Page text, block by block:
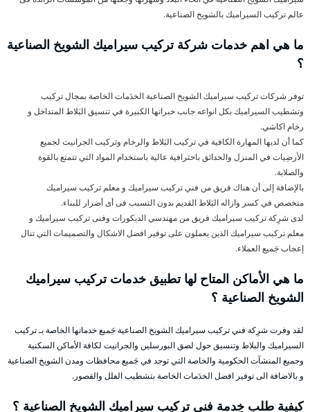
عالم تركيب السيراميك بالشويخ الصناعية.
ما هي اهم خدمات شركة تركيب سيراميك الشويخ الصناعية
؟
توفر شركات تركيب سيراميك الشويخ الصناعية الخدَمات الخاصة بمجال تركيب
وتشطيب السيراميك بكل انواعه جانب خبراتها الكبيرة في تنسيق البَلاط المتداخل و
رخام اكاشي.
كما أن لديها المهارة الكافية في تركيب البَلاط والرخام وتركيب الجرانيت لجميع
الأرضِيات في المنزل والحدائق باحترافية عالية باستخدام المواد التي تتمتع بالقوة
والصلابة.
بالإضافة إلى أن هناك فريق من فني تركيب سيراميك و معلم تركيب سيراميك
متخصص في كسر وازاله البَلاط القديم بدون التسبب فى أى أضرار للبناء.
لدى شرِكة تركيب سيراميك فريق من مهندسي الديكورات وفنى تركيب سيراميك و
معلم تركيب سيراميك الذين يعملون على توفير افضل الاشكال والتصميمات التي تنال
إعجاب جَميع العملاء.
ما هي الأماكن المتاح لها تطبيق خدمات تركيب سيراميك
الشويخ الصناعية ؟
لقد وفرت شرِكة فني تركيب سيراميك الشويخ الصناعية جَميع خدماتها الخاصة بـ تركيب
السيراميك والبلاط وتنسيق حول لصق البورسلين والجرانيت لكافة الأماكن السكنية
وجميع المنشآت الحكومية والخاصة التي توجد في جَميع محافظات ومدن الشويخ الصناعية
و بالاضافة الى توفير افضل الخدَمات الخاصة بتشطيب الفلل والقصور.
كيفية طلب خِدمة فني تركيب سيراميك الشويخ الصناعية ؟